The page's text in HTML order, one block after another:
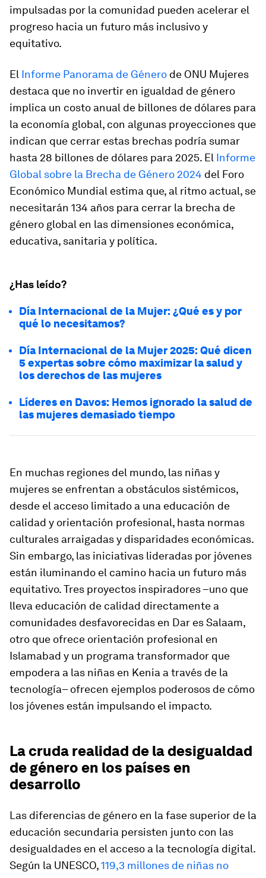
impulsadas por la comunidad pueden acelerar el
progreso hacia un futuro más inclusivo y
equitativo.
El Informe Panorama de Género de ONU Mujeres
destaca que no invertir en igualdad de género
implica un costo anual de billones de dólares para
la economía global, con algunas proyecciones que
indican que cerrar estas brechas podría sumar
hasta 28 billones de dólares para 2025. El Informe
Global sobre la Brecha de Género 2024 del Foro
Económico Mundial estima que, al ritmo actual, se
necesitarán 134 años para cerrar la brecha de
género global en las dimensiones económica,
educativa, sanitaria y política.
¿Has leído?
Día Internacional de la Mujer: ¿Qué es y por
qué lo necesitamos?
Día Internacional de la Mujer 2025: Qué dicen
5 expertas sobre cómo maximizar la salud y
los derechos de las mujeres
Líderes en Davos: Hemos ignorado la salud de
las mujeres demasiado tiempo
En muchas regiones del mundo, las niñas y
mujeres se enfrentan a obstáculos sistémicos,
desde el acceso limitado a una educación de
calidad y orientación profesional, hasta normas
culturales arraigadas y disparidades económicas.
Sin embargo, las iniciativas lideradas por jóvenes
están iluminando el camino hacia un futuro más
equitativo. Tres proyectos inspiradores –uno que
lleva educación de calidad directamente a
comunidades desfavorecidas en Dar es Salaam,
otro que ofrece orientación profesional en
Islamabad y un programa transformador que
empodera a las niñas en Kenia a través de la
tecnología– ofrecen ejemplos poderosos de cómo
los jóvenes están impulsando el impacto.
La cruda realidad de la desigualdad
de género en los países en
desarrollo
Las diferencias de género en la fase superior de la
educación secundaria persisten junto con las
desigualdades en el acceso a la tecnología digital.
Según la UNESCO,119,3 millones de niñas no